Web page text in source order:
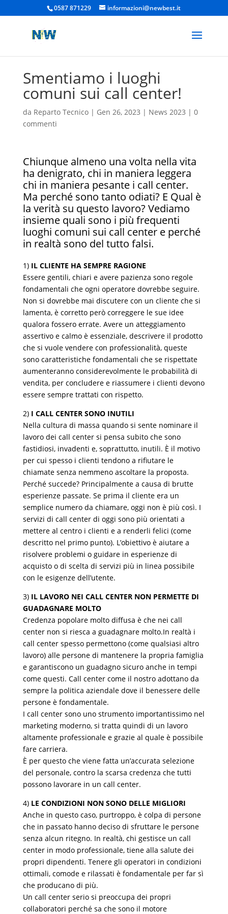
0587 871229 informazioni@newbest.it
Smentiamo i luoghi
comuni sui call center!
da Reparto Tecnico| Gen 26, 2023 | News 2023 | 0
commenti
Chiunque almeno una volta nella vita
ha denigrato, chi in maniera leggera
chi in maniera pesante i call center.
Ma perché sono tanto odiati? E Qual è
la verità su questo lavoro? Vediamo
insieme quali sono i più frequenti
luoghi comuni sui call center e perché
in realtà sono del tutto falsi.
1)IL CLIENTE HA SEMPRE RAGIONE
Essere gentili, chiari e avere pazienza sono regole
fondamentali che ogni operatore dovrebbe seguire.
Non si dovrebbe mai discutere con un cliente che si
lamenta, è corretto però correggere le sue idee
qualora fossero errate. Avere un atteggiamento
assertivo e calmo è essenziale, descrivere il prodotto
che si vuole vendere con professionalità, queste
sono caratteristiche fondamentali che se rispettate
aumenteranno considerevolmente le probabilità di
vendita, per concludere e riassumere i clienti devono
essere sempre trattati con rispetto.
2) I CALL CENTER SONO INUTILI
Nella cultura di massa quando si sente nominare il
lavoro dei call center si pensa subito che sono
fastidiosi, invadenti e, soprattutto, inutili. È il motivo
per cui spesso i clienti tendono a rifiutare le
chiamate senza nemmeno ascoltare la proposta.
Perché succede? Principalmente a causa di brutte
esperienze passate. Se prima il cliente era un
semplice numero da chiamare, oggi non è più così. I
servizi di call center di oggi sono più orientati a
mettere al centro i clienti e a renderli felici (come
descritto nel primo punto). L’obiettivo è aiutare a
risolvere problemi o guidare in esperienze di
acquisto o di scelta di servizi più in linea possibile
con le esigenze dell’utente.
3) IL LAVORO NEI CALL CENTER NON PERMETTE DI
GUADAGNARE MOLTO
Credenza popolare molto diffusa è che nei call
center non si riesca a guadagnare molto.In realtà i
call center spesso permettono (come qualsiasi altro
lavoro) alle persone di mantenere la propria famiglia
e garantiscono un guadagno sicuro anche in tempi
come questi. Call center come il nostro adottano da
sempre la politica aziendale dove il benessere delle
persone è fondamentale.
I call center sono uno strumento importantissimo nel
marketing moderno, si tratta quindi di un lavoro
altamente professionale e grazie al quale è possibile
fare carriera.
È per questo che viene fatta un’accurata selezione
del personale, contro la scarsa credenza che tutti
possono lavorare in un call center.
4) LE CONDIZIONI NON SONO DELLE MIGLIORI
Anche in questo caso, purtroppo, è colpa di persone
che in passato hanno deciso di sfruttare le persone
senza alcun ritegno. In realtà, chi gestisce un call
center in modo professionale, tiene alla salute dei
propri dipendenti. Tenere gli operatori in condizioni
ottimali, comode e rilassati è fondamentale per far sì
che producano di più.
Un call center serio si preoccupa dei propri
collaboratori perché sa che sono il motore